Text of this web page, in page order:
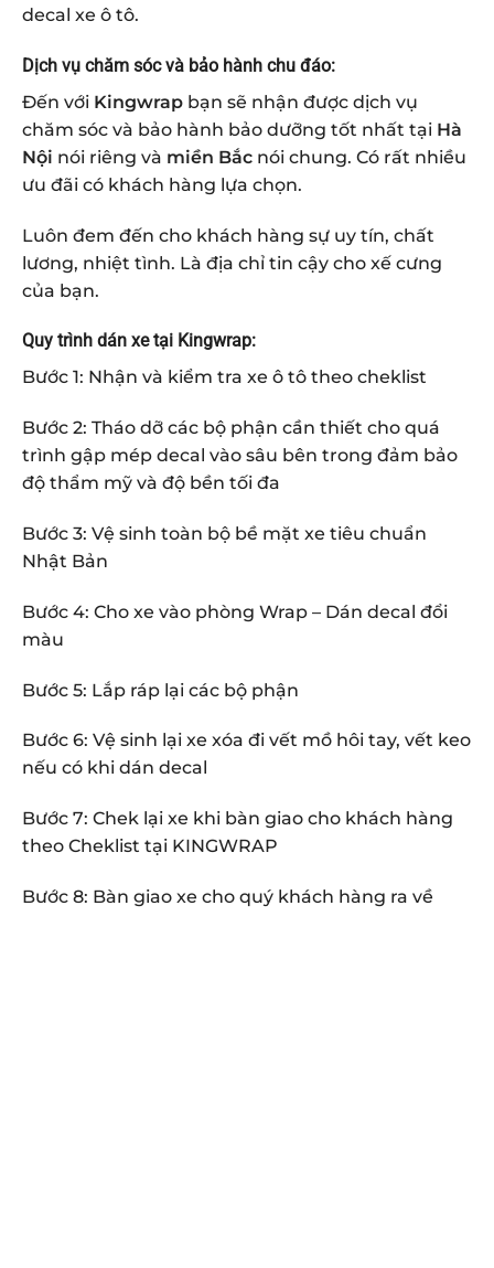
decal xe ô tô.
Dịch vụ chăm sóc và bảo hành chu đáo:
Đến với Kingwrap bạn sẽ nhận được dịch vụ
chăm sóc và bảo hành bảo dưỡng tốt nhất tại Hà
Nội nói riêng và miền Bắc nói chung. Có rất nhiều
ưu đãi có khách hàng lựa chọn.
Luôn đem đến cho khách hàng sự uy tín, chất
lương, nhiệt tình. Là địa chỉ tin cậy cho xế cưng
của bạn.
Quy trình dán xe tại Kingwrap:
Bước 1: Nhận và kiểm tra xe ô tô theo cheklist
Bước 2: Tháo dỡ các bộ phận cần thiết cho quá
trình gập mép decal vào sâu bên trong đảm bảo
độ thẩm mỹ và độ bền tối đa
Bước 3: Vệ sinh toàn bộ bề mặt xe tiêu chuẩn
Nhật Bản
Bước 4: Cho xe vào phòng Wrap – Dán decal đổi
màu
Bước 5: Lắp ráp lại các bộ phận
Bước 6: Vệ sinh lại xe xóa đi vết mồ hôi tay, vết keo
nếu có khi dán decal
Bước 7: Chek lại xe khi bàn giao cho khách hàng
theo Cheklist tại KINGWRAP
Bước 8: Bàn giao xe cho quý khách hàng ra về